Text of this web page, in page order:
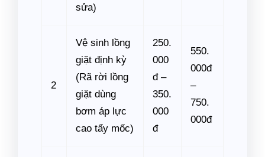
sửa)
2
Vệ sinh lồng
giặt định kỳ
(Rã rời lồng
giặt dùng
bơm áp lực
cao tẩy mốc)
250.
000
đ –
350.
000
đ
550.
000đ
–
750.
000đ